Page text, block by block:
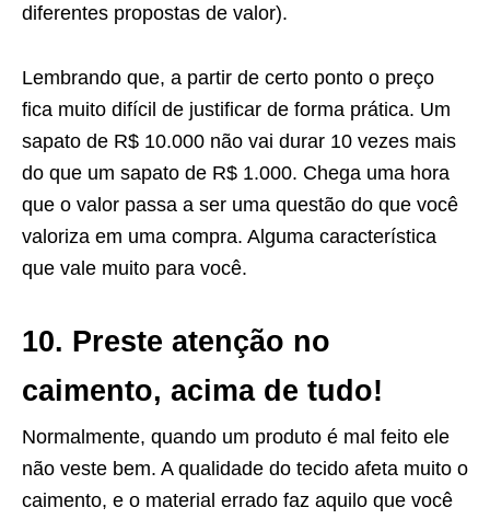
diferentes propostas de valor).
Lembrando que, a partir de certo ponto o preço
fica muito difícil de justificar de forma prática. Um
sapato de R$ 10.000 não vai durar 10 vezes mais
do que um sapato de R$ 1.000. Chega uma hora
que o valor passa a ser uma questão do que você
valoriza em uma compra. Alguma característica
que vale muito para você.
10. Preste atenção no
caimento, acima de tudo!
Normalmente, quando um produto é mal feito ele
não veste bem. A qualidade do tecido afeta muito o
caimento, e o material errado faz aquilo que você